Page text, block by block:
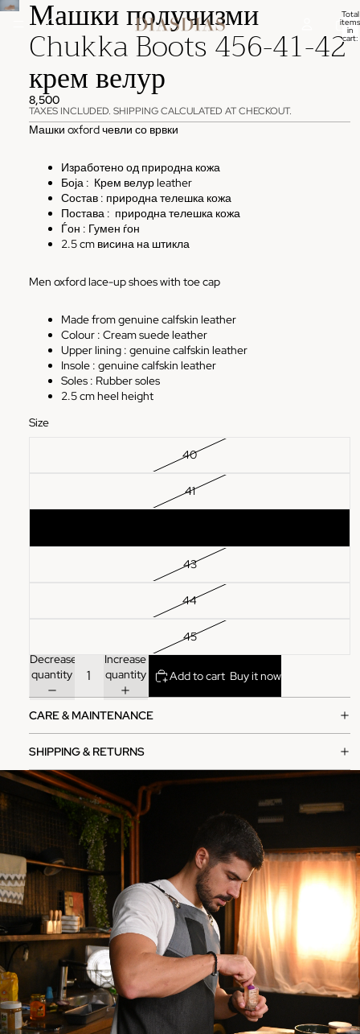
Total
items
in
cart:
Машки получизми
Chukka Boots 456-41-42
крем велур
8,500
TAXES INCLUDED. SHIPPING CALCULATED AT CHECKOUT.
Машки oxford чевли со врвки
Изработено од природна кожа
Боја : Крем велурleather
Состав : природна телешка кожа
Постава : природна телешка кожа
Ѓон : Гумен ѓон
2.5 cm висина на штикла
Men oxford lace-up shoes with toe cap
Made from genuine calfskin leather
Colour : Creamsuedeleather
Upper lining : genuine calfskin leather
Insole : genuine calfskin leather
Soles : Rubbersoles
2.5 cm heel height
Size
40
41
43
44
45
Decrease
quantity
Increase
quantity
Add to cart Buy it now
CARE & MAINTENANCE
SHIPPING & RETURNS